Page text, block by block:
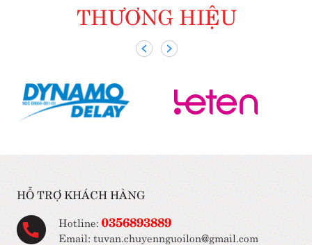
THƯƠNG HIỆU
HỖ TRỢ KHÁCH HÀNG
Hotline: 0356893889
Email: tuvan.chuyennguoilon@gmail.com